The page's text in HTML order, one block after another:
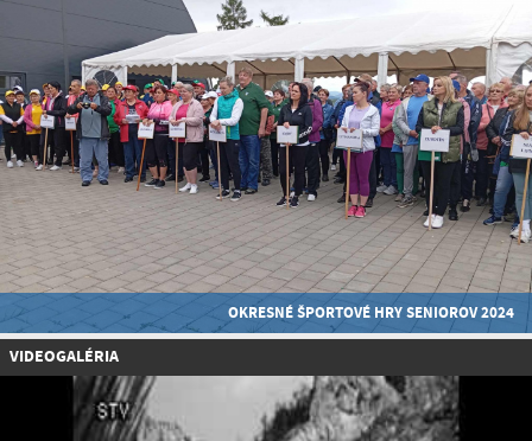
OKRESNÉ ŠPORTOVÉ HRY SENIOROV 2024
VIDEOGALÉRIA